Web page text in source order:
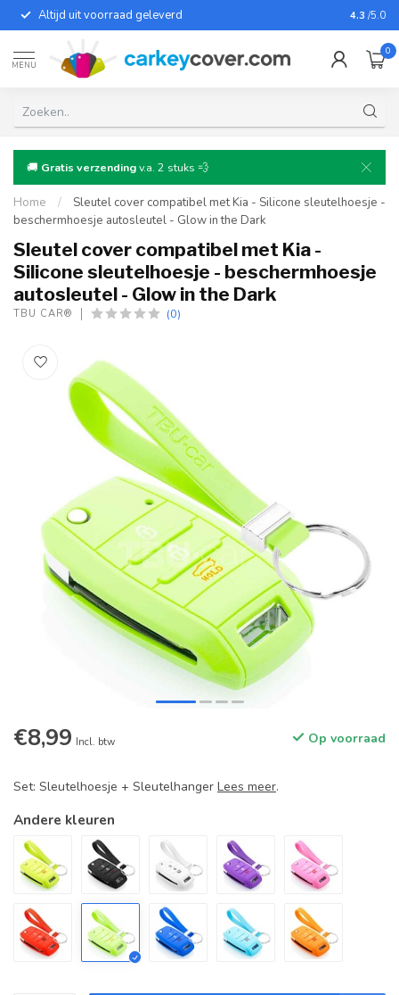
Altijd uit voorraad geleverd Voor
4.3 /5.0
MENU
0
🚚 Gratis verzendingv.a. 2 stuks 💨
Home /
Sleutel cover compatibel met Kia - Silicone sleutelhoesje -
beschermhoesje autosleutel - Glow in the Dark
Sleutel cover compatibel met Kia -
Silicone sleutelhoesje - beschermhoesje
autosleutel - Glow in the Dark
TBU CAR® (0)
€8,99 Incl. btw Op voorraad
Set: Sleutelhoesje + Sleutelhanger Lees meer.
Andere kleuren